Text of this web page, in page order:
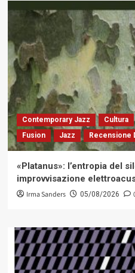
Contemporary Jazz Cultura
Fusion
Jazz Recensione
«Platanus»: l’entropia del
improvvisazione
Irma Sanders 05/08/2026